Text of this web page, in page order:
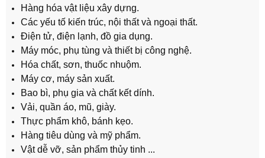
Hàng hóa vật liệu xây dựng.
Các yếu tố kiến ​​trúc, nội thất và ngoại thất.
Điện tử, điện lạnh, đồ gia dụng.
Máy móc, phụ tùng và thiết bị công nghệ.
Hóa chất, sơn, thuốc nhuộm.
Máy cơ, máy sản xuất.
Bao bì, phụ gia và chất kết dính.
Vải, quần áo, mũ, giày.
Thực phẩm khô, bánh kẹo.
Hàng tiêu dùng và mỹ phẩm.
Vật dễ vỡ, sản phẩm thủy tinh ...